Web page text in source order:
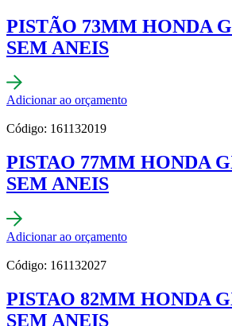
PISTÃO 73MM HONDA
SEM ANEIS
Adicionar ao orçamento
Código: 161132019
PISTAO 77MM HONDA
SEM ANEIS
Adicionar ao orçamento
Código: 161132027
PISTAO 82MM HONDA
SEM ANEIS